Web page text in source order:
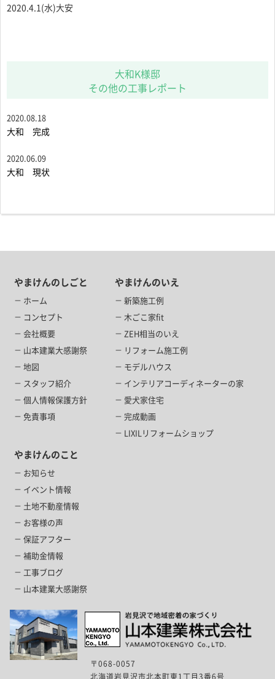
2020.4.1(水)大安
大和K様邸
その他の工事レポート
2020.08.18
大和 完成
2020.06.09
大和 現状
やまけんのしごと
ホーム
コンセプト
会社概要
山本建業大感謝祭
地図
スタッフ紹介
個人情報保護方針
免責事項
やまけんのいえ
新築施工例
木ごこ家fit
ZEH相当のいえ
リフォーム施工例
モデルハウス
インテリアコーディネーターの家
愛犬家住宅
完成動画
LIXILリフォームショップ
やまけんのこと
お知らせ
イベント情報
土地不動産情報
お客様の声
保証アフター
補助金情報
工事ブログ
山本建業大感謝祭
〒068-0057
北海道岩見沢市北本町東1丁目3番6号